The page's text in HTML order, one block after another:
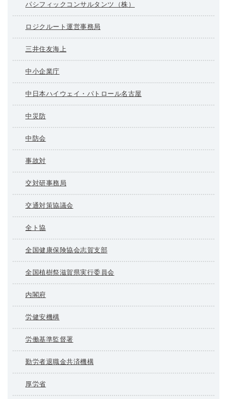
パシフィックコンサルタンツ（株）
ロジクルート運営事務局
三井住友海上
中小企業庁
中日本ハイウェイ・パトロール名古屋
中災防
中防会
事故対
交対研事務局
交通対策協議会
全ト協
全国健康保険協会志賀支部
全国植樹祭滋賀県実行委員会
内閣府
労健安機構
労働基準監督署
勤労者退職金共済機構
厚労省